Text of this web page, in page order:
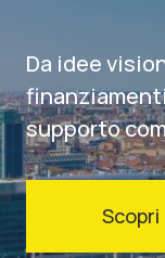
Da idee
supporto